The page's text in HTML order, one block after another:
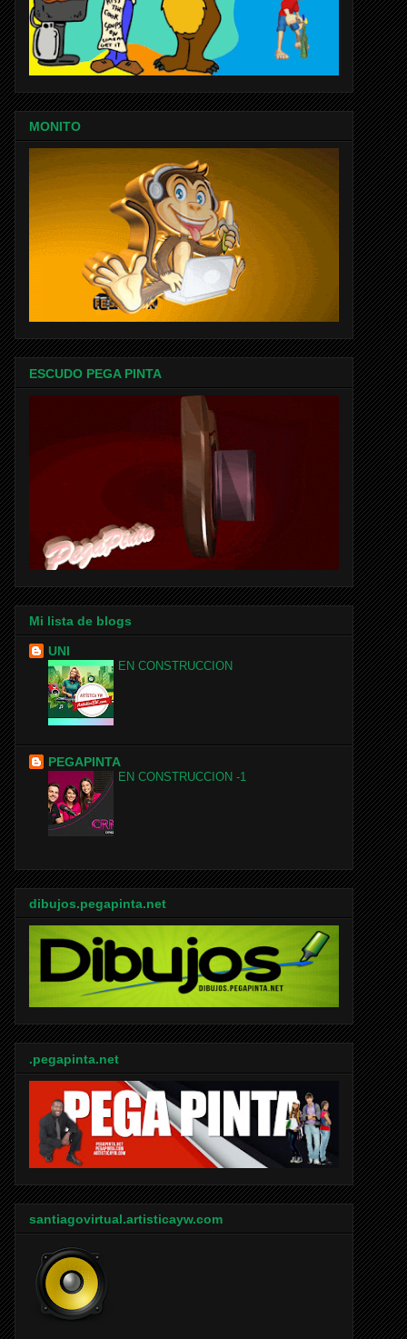
MONITO
ESCUDO PEGA PINTA
Mi lista de blogs
UNI
EN CONSTRUCCION
PEGAPINTA
EN CONSTRUCCION -1
dibujos.pegapinta.net
.pegapinta.net
santiagovirtual.artisticayw.com